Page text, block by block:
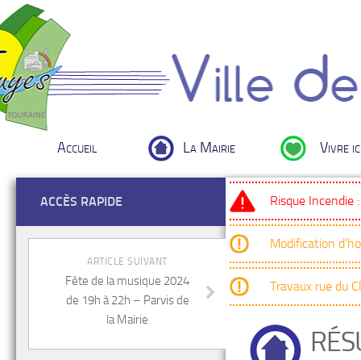
Accueil La Mairie Vivre
Risque Incendie
Modification
Travaux rue du
ACCÈS RAPIDE
ARTICLE SUIVANT
Fête de la musique 2024
de 19h à 22h – Parvis de
la Mairie